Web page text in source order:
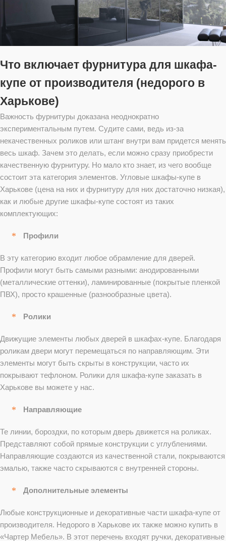
Что включает фурнитура для шкафа-
купе от производителя (недорого в
Харькове)
Важность фурнитуры доказана неоднократно
экспериментальным путем. Судите сами, ведь из-за
некачественных роликов или штанг внутри вам придется менять
весь шкаф. Зачем это делать, если можно сразу приобрести
качественную фурнитуру. Но мало кто знает, из чего вообще
состоит эта категория элементов. Угловые шкафы-купе в
Харькове (цена на них и фурнитуру для них достаточно низкая),
как и любые другие шкафы-купе состоят из таких
комплектующих:
Профили
В эту категорию входит любое обрамление для дверей.
Профили могут быть самыми разными: анодированными
(металлические оттенки), ламинированные (покрытые пленкой
ПВХ), просто крашенные (разнообразные цвета).
Ролики
Движущие элементы любых дверей в шкафах-купе. Благодаря
роликам двери могут перемещаться по направляющим. Эти
элементы могут быть скрыты в конструкции, часто их
покрывают тефлоном. Ролики для шкафа-купе заказать в
Харькове вы можете у нас.
Направляющие
Те линии, бороздки, по которым дверь движется на роликах.
Представляют собой прямые конструкции с углублениями.
Направляющие создаются из качественной стали, покрываются
эмалью, также часто скрываются с внутренней стороны.
Дополнительные элементы
Любые конструкционные и декоративные части шкафа-купе от
производителя. Недорого в Харькове их также можно купить в
«Чартер Мебель». В этот перечень входят ручки, декоративные